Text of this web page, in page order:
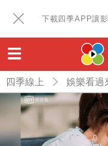
下載四季APP讓
四季線上 娛樂看過